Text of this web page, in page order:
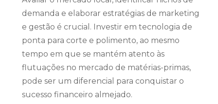
demanda e elaborar estratégias de marketing
e gestão é crucial. Investir em tecnologia de
ponta para corte e polimento, ao mesmo
tempo em que se mantém atento às
flutuações no mercado de matérias-primas,
pode ser um diferencial para conquistar o
sucesso financeiro almejado.